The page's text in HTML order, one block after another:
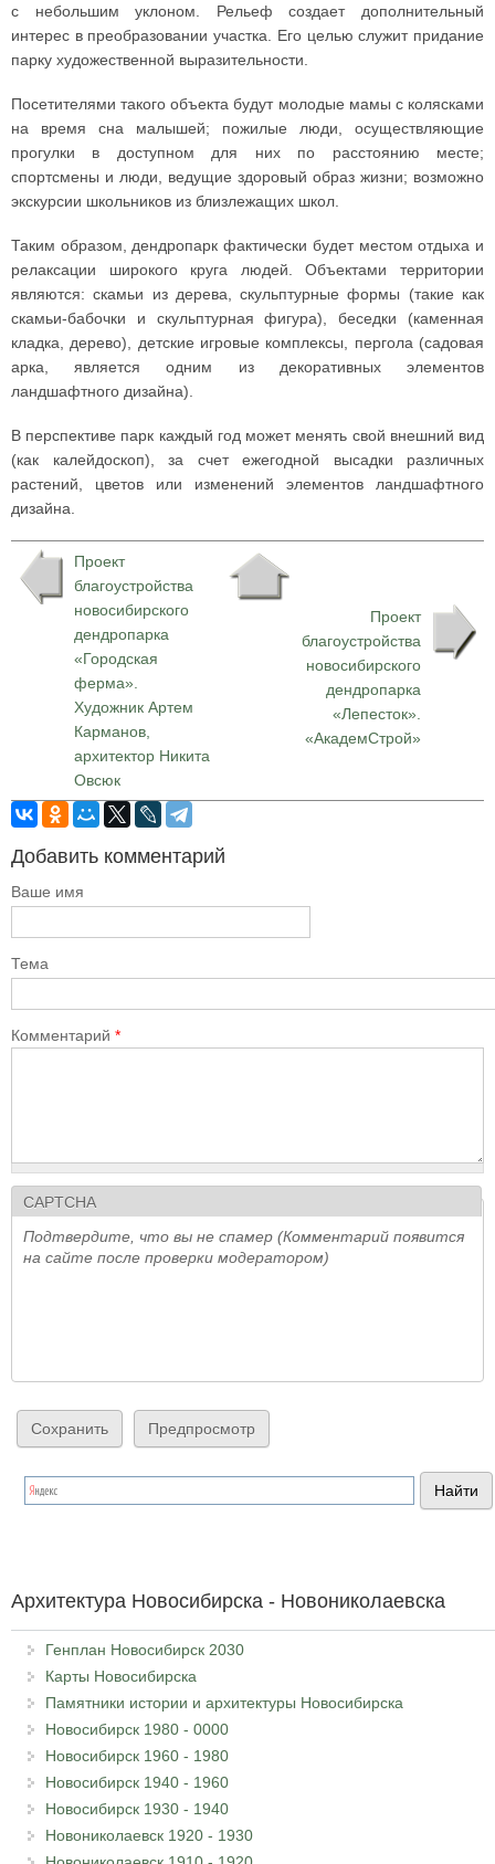
с небольшим уклоном. Рельеф создает дополнительный
интерес в преобразовании участка. Его целью служит придание
парку художественной выразительности.
Посетителями такого объекта будут молодые мамы с колясками
на время сна малышей; пожилые люди, осуществляющие
прогулки в доступном для них по расстоянию месте;
спортсмены и люди, ведущие здоровый образ жизни; возможно
экскурсии школьников из близлежащих школ.
Таким образом, дендропарк фактически будет местом отдыха и
релаксации широкого круга людей. Объектами территории
являются: скамьи из дерева, скульптурные формы (такие как
скамьи-бабочки и скульптурная фигура), беседки (каменная
кладка, дерево), детские игровые комплексы, пергола (садовая
арка, является одним из декоративных элементов
ландшафтного дизайна).
В перспективе парк каждый год может менять свой внешний вид
(как калейдоскоп), за счет ежегодной высадки различных
растений, цветов или изменений элементов ландшафтного
дизайна.
Проект
благоустройства
новосибирского
дендропарка
«Городская
ферма».
Художник Артем
Карманов,
архитектор Никита
Овсюк
Проект
благоустройства
новосибирского
дендропарка
«Лепесток».
«АкадемСтрой»
Добавить комментарий
Ваше имя
Тема
Комментарий *
CAPTCHA
Подтвердите, что вы не спамер (Комментарий появится
на сайте после проверки модератором)
Архитектура Новосибирска - Новониколаевска
Генплан Новосибирск 2030
Карты Новосибирска
Памятники истории и архитектуры Новосибирска
Новосибирск 1980 - 0000
Новосибирск 1960 - 1980
Новосибирск 1940 - 1960
Новосибирск 1930 - 1940
Новониколаевск 1920 - 1930